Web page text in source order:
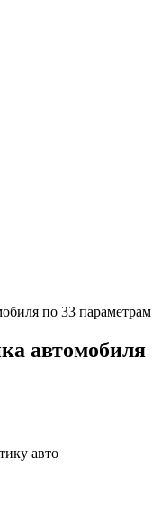
по 33 параметрам
автомобиля
авто